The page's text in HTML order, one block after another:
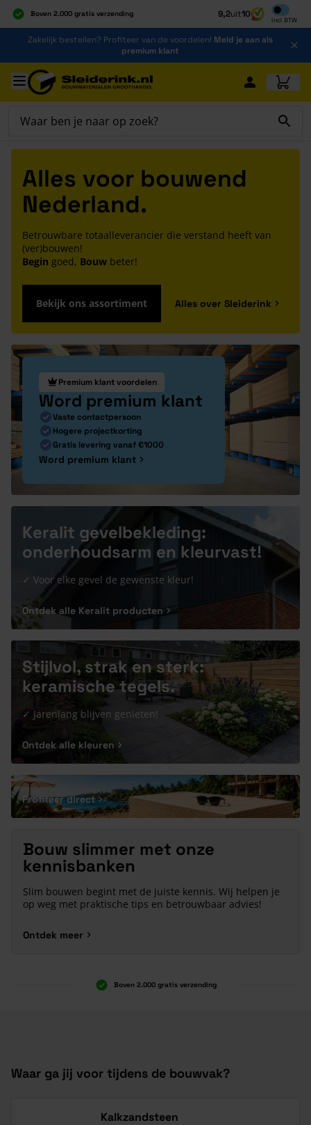
Boven 2.000 gratis verzending
Al 40 jaar dé specialist
Alles onder één dak
9,2uit10
Incl BTW
Inclusief
Ga naar de inhoud
Zakelijk bestellen? Profiteer van de voordelen! Meld je aan als
premium klant
Ga naar hoofdinhoud
Alles voor bouwend
Nederland.
Betrouwbare totaalleverancier die verstand heeft van
(ver)bouwen!
Begin goed, Bouw beter!
Bekijk ons assortiment Alles over Sleiderink
Premium klant voordelen
Word premium klant
Vaste contactpersoon
Hogere projectkorting
Gratis levering vanaf €1000
Word premium klant
Keralit gevelbekleding:
onderhoudsarm en kleurvast!
✓ Voor elke gevel de gewenste kleur!
Ontdek alle Keralit producten
Stijlvol, strak en sterk:
keramische tegels.
✓ Jarenlang blijven genieten!
Ontdek alle kleuren
Profiteer direct
Bouw slimmer met onze
kennisbanken
Slim bouwen begint met de juiste kennis. Wij helpen je
op weg met praktische tips en betrouwbaar advies!
Ontdek meer
Boven 2.000 gratis verzending
Waar ga jij voor tijdens de bouwvak?
Kalkzandsteen